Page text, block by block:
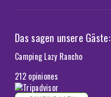
Das sagen unsere Gäste:
Camping Lazy Rancho
212 opiniones